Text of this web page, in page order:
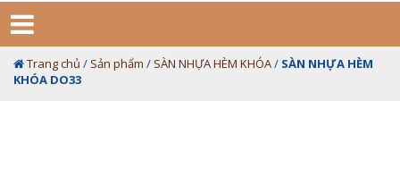
Trang chủ / Sản phẩm / SÀN NHỰA HÈM KHÓA/ SÀN NHỰA HÈM
KHÓA DO33